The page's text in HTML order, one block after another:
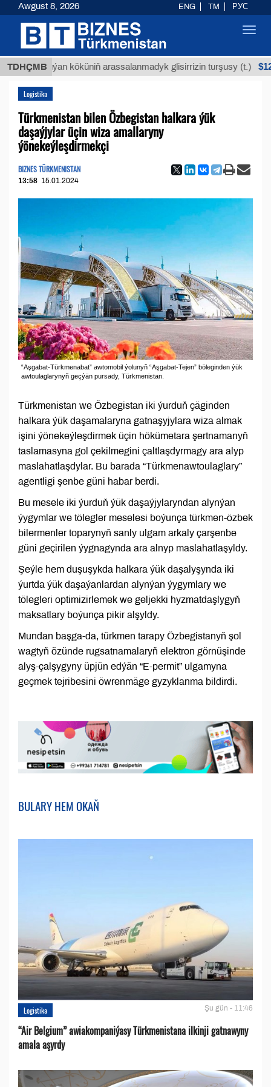
TDHÇMB
Buýan köküniň arassalanmadyk glisirrizin turşusy (t.)
Logistika
Türkmenistan bilen Özbegistan halkara ýük
daşaýjylar üçin wiza amallaryny
ýönekeýleşdirmekçi
BIZNES TÜRKMENISTAN
13:58 15.01.2024
“Aşgabat-Türkmenabat” awtomobil ýolunyň “Aşgabat-Tejen” böleginden ýük
awtoulaglarynyň geçýän pursady, Türkmenistan.
Türkmenistan we Özbegistan iki ýurduň çäginden
halkara ýük daşamalaryna gatnaşyjylara wiza almak
işini ýönekeýleşdirmek üçin hökümetara şertnamanyň
taslamasyna gol çekilmegini çaltlaşdyrmagy ara alyp
maslahatlaşdylar. Bu barada “Türkmenawtoulaglary”
agentligi şenbe güni habar berdi.
Bu mesele iki ýurduň ýük daşaýjylaryndan alynýan
ýygymlar we tölegler meselesi boýunça türkmen-özbek
bilermenler toparynyň sanly ulgam arkaly çarşenbe
güni geçirilen ýygnagynda ara alnyp maslahatlaşyldy.
Şeýle hem duşuşykda halkara ýük daşalyşynda iki
ýurtda ýük daşaýanlardan alynýan ýygymlary we
tölegleri optimizirlemek we geljekki hyzmatdaşlygyň
maksatlary boýunça pikir alşyldy.
Mundan başga-da, türkmen tarapy Özbegistanyň şol
wagtyň özünde rugsatnamalaryň elektron görnüşinde
alyş-çalşygyny üpjün edýän “E-permit” ulgamyna
geçmek tejribesini öwrenmäge gyzyklanma bildirdi.
BULARY HEM OKAŇ
Logistika Şu gün - 11:46
“Air Belgium” awiakompaniýasy Türkmenistana ilkinji gatnawyny
amala aşyrdy
Awgust 8, 2026 ENG TM РУС